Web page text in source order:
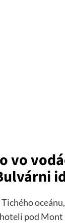
vo
pod Mont